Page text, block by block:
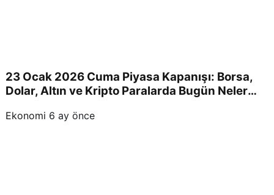
23 Ocak 2026 Cuma Piyasa Kapanışı: Borsa,
Dolar, Altın ve Kripto Paralarda Bugün Neler
Ekonomi 6 ay önce